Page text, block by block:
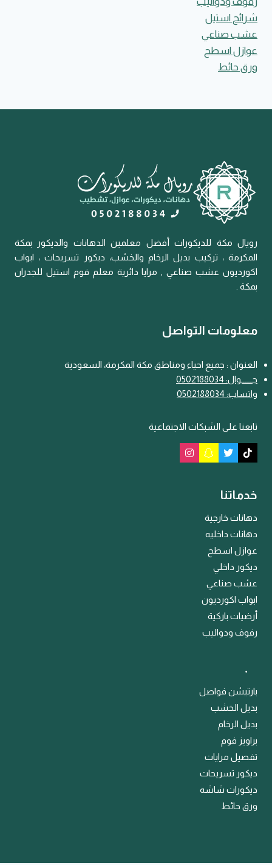
شرائح استيل
عشب صناعي
عوازل اسطح
ورق حائط
رويال مكة للديكورات أفضل معلمين الدهانات والديكور بمكة
المكرمة ، تركيب بديل الرخام والخشب، ديكور تسريحات ، ابواب
اكورديون عشب صناعي , مرايا دائرية معلم فوم استيل للجدران
بمكة .
معلومات التواصل
العنوان : جميع احياء ومناطق مكة المكرمة، السعودية
جـــ
ــوال: 0502188034
واتساب: 0502188034
تابعنا على الشبكات الاجتماعية
خدماتنا
دهانات خارجية
دهانات داخليه
عوازل اسطح
ديكور داخلي
عشب صناعي
ابواب اكورديون
أرضيات باركية
رفوف ودواليب
﹒
بارتيشن فواصل
بديل الخشب
بديل الرخام
براويز فوم
تفصيل مرايات
ديكور تسريحات
ديكورات شاشه
ورق حائط